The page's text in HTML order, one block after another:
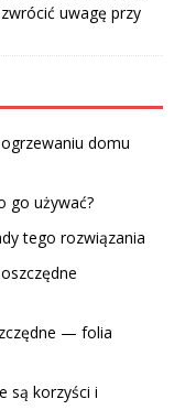
uwagę przy
domu
go używać?
tego rozwiązania
— folia
są korzyści i